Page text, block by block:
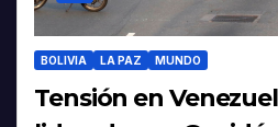
BOLIVIA LA PAZ MUNDO
Tensión en